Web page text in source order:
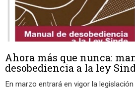
Ahora más que nunca:
desobediencia a la ley
En marzo entrará en vigor la